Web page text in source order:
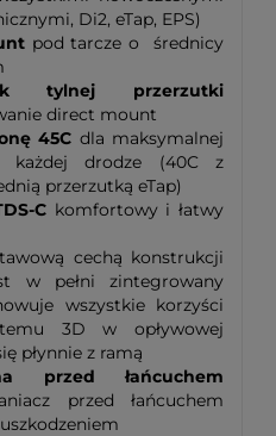
Di2, eTap, EPS)
pod tarcze o średnicy
tylnej przerzutki
direct mount
45C dla maksymalnej
każdej drodze (40C z
przerzutką eTap)
C komfortowy i łatwy
cechą konstrukcji
w pełni zintegrowany
wszystkie korzyści
3D w opływowej
płynnie z ramą
przed łańcuchem
przed łańcuchem